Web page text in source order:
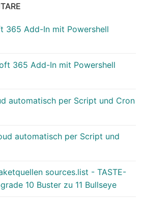
365 Add-In mit Powershell
365 Add-In mit Powershell
automatisch per Script und Cron
automatisch per Script und
sources.list - TASTE-
10 Buster zu 11 Bullseye